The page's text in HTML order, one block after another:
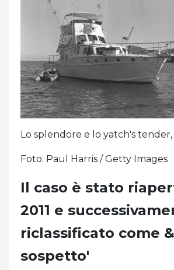
Lo splendore e lo yatch's
Foto: Paul Harris / Getty Images
Il caso è stato
2011 e
riclassificato come
sospetto'